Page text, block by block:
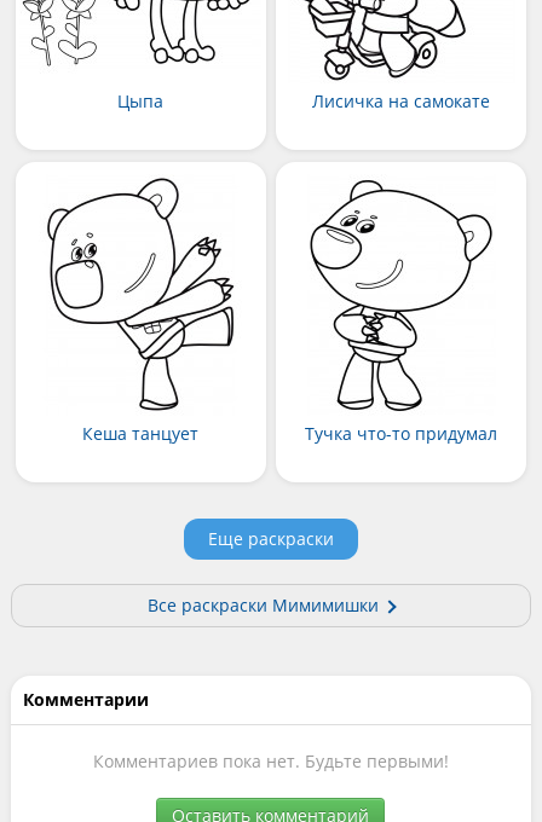
Цыпа Лисичка на самокате
Кеша танцует Тучка что-то придумал
Еще раскраски
Все раскраски Мимимишки
Комментарии
Комментариев пока нет. Будьте первыми!
Оставить комментарий